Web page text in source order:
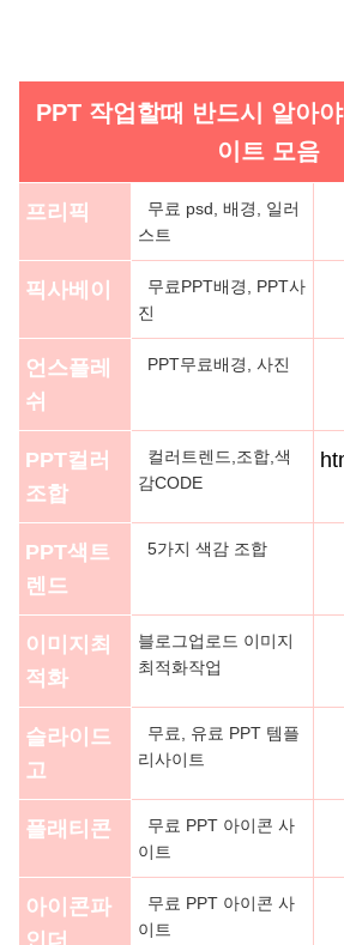
PPT 작업할때 반드시 알아
이트 모음
프리픽
무료 psd, 배경, 일러
스트
픽사베이
무료PPT배경, PPT사
진
언스플레
쉬
PPT무료배경, 사진
PPT컬러
조합
컬러트렌드,조합,색
감CODE
PPT색트
렌드
5가지 색감 조합
이미지최
적화
블로그업로드 이미지
최적화작업
슬라이드
고
무료, 유료 PPT 템플
리사이트
플래티콘
무료 PPT 아이콘 사
이트
아이콘파
인더
무료 PPT 아이콘 사
이트